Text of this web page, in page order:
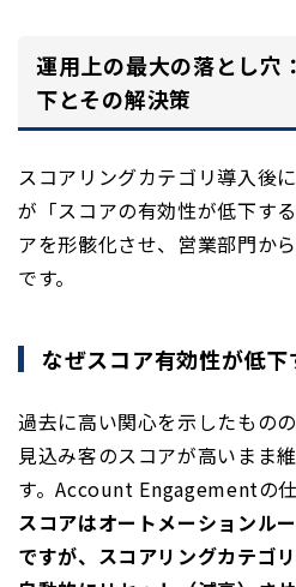
運用上の最大の落とし穴
下とその解決策
スコアリングカテゴリ導入後
が「スコアの有効性が低下す
アを形骸化させ、営業部門か
です。
なぜスコア有効性が低下
過去に高い関心を示したもの
見込み客のスコアが高いまま
す。Account Engagementの仕
スコアはオートメーションル
ですが、スコアリングカテゴ